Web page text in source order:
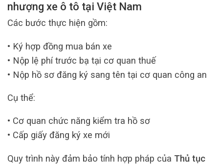
nhượng xe ô tô tại Việt Nam
Các bước thực hiện gồm:
• Ký hợp đồng mua bán xe
• Nộp lệ phí trước bạ tại cơ quan thuế
• Nộp hồ sơ đăng ký sang tên tại cơ quan công an
Cụ thể:
• Cơ quan chức năng kiểm tra hồ sơ
• Cấp giấy đăng ký xe mới
Quy trình này đảm bảo tính hợp pháp của Thủ tục